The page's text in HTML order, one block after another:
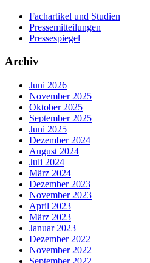
Fachartikel und Studien
Pressemitteilungen
Pressespiegel
Archiv
Juni 2026
November 2025
Oktober 2025
September 2025
Juni 2025
Dezember 2024
August 2024
Juli 2024
März 2024
Dezember 2023
November 2023
April 2023
März 2023
Januar 2023
Dezember 2022
November 2022
September 2022